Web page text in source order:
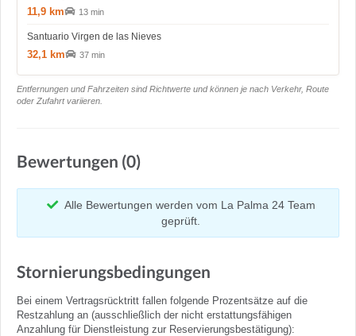
11,9 km 13 min
Santuario Virgen de las Nieves
32,1 km 37 min
Entfernungen und Fahrzeiten sind Richtwerte und können je nach Verkehr, Route
oder Zufahrt variieren.
Bewertungen (0)
Alle Bewertungen werden vom La Palma 24 Team
geprüft.
Stornierungsbedingungen
Bei einem Vertragsrücktritt fallen folgende Prozentsätze auf die
Restzahlung an (ausschließlich der nicht erstattungsfähigen
Anzahlung für Dienstleistung zur Reservierungsbestätigung):